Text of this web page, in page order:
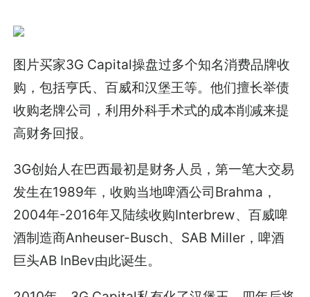
图片买家3G Capital操盘过多个知名消费品牌收
购，包括亨氏、百威和汉堡王等。他们擅长举债
收购老牌公司，利用外科手术式的成本削减来提
高财务回报。
3G创始人在巴西最初是财务人员，第一笔大交易
发生在1989年，收购当地啤酒公司Brahma，
2004年-2016年又陆续收购Interbrew、百威啤
酒制造商Anheuser-Busch、SAB Miller，啤酒
巨头AB InBev由此诞生。